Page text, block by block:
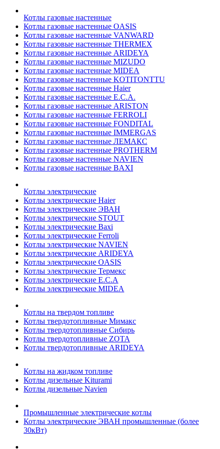
Котлы газовые настенные
Котлы газовые настенные OASIS
Котлы газовые настенные VANWARD
Котлы газовые настенные THERMEX
Котлы газовые настенные ARIDEYA
Котлы газовые настенные MIZUDO
Котлы газовые настенные MIDEA
Котлы газовые настенные KOTITONTTU
Котлы газовые настенные Haier
Котлы газовые настенные E.C.A.
Котлы газовые настенные ARISTON
Котлы газовые настенные FERROLI
Котлы газовые настенные FONDITAL
Котлы газовые настенные IMMERGAS
Котлы газовые настенные ЛЕМАКС
Котлы газовые настенные PROTHERM
Котлы газовые настенные NAVIEN
Котлы газовые настенные BAXI
Котлы электрические
Котлы электрические Haier
Котлы электрические ЭВАН
Котлы электрические STOUT
Котлы электрические Baxi
Котлы электрические Ferroli
Котлы электрические NAVIEN
Котлы электрические ARIDEYA
Котлы электрические OASIS
Котлы электрические Термекс
Котлы электрические E.C.A
Котлы электрические MIDEA
Котлы на твердом топливе
Котлы твердотопливные Мимакс
Котлы твердотопливные Сибирь
Котлы твердотопливные ZOTA
Котлы твердотопливные ARIDEYA
Котлы на жидком топливе
Котлы дизельные Kiturami
Котлы дизельные Navien
Промышленные электрические котлы
Котлы электрические ЭВАН промышленные (более
30кВт)